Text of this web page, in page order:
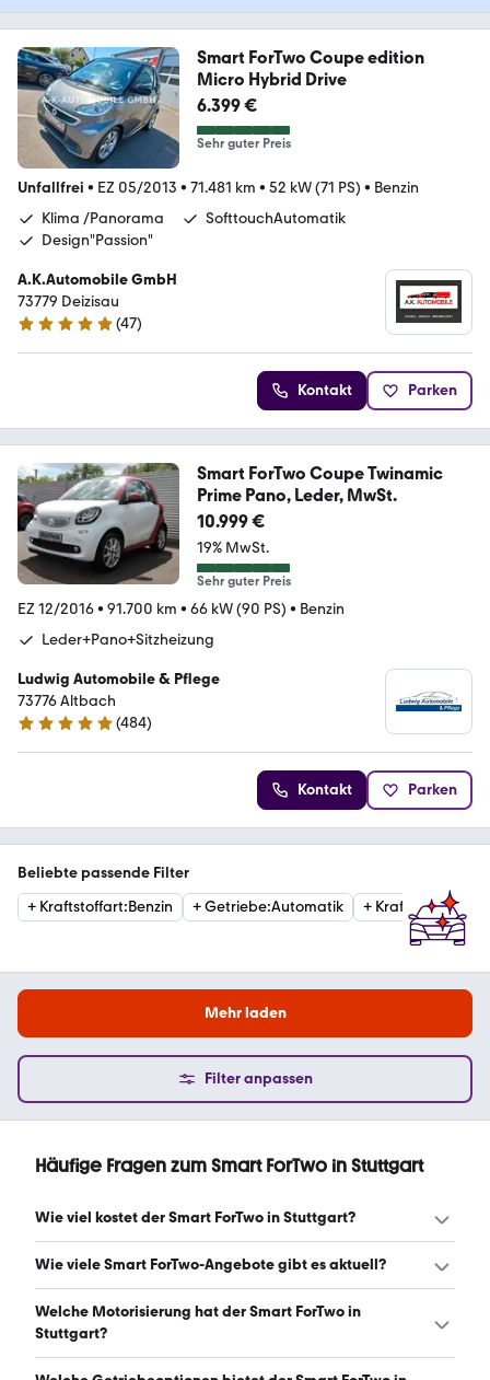
Smart ForTwo Coupe edition
Micro Hybrid Drive
6.399 €
Sehr guter Preis
Unfallfrei • EZ 05/2013 • 71.481 km • 52 kW (71 PS) • Benzin
Klima /Panorama
SofttouchAutomatik
Design"Passion"
A.K.Automobile GmbH
73779 Deizisau
4.9 Sterne
(47)
Kontakt Parken
Smart ForTwo Coupe Twinamic
Prime Pano, Leder, MwSt.
10.999 €
19% MwSt.
Sehr guter Preis
EZ 12/2016• 91.700 km • 66 kW (90 PS) • Benzin
Leder+Pano+Sitzheizung
Ludwig Automobile & Pflege
73776 Altbach
5 Sterne
(484)
Kontakt Parken
Beliebte passende Filter
+ Kraftstoffart:Benzin +Getriebe:Automatik + Kraftstoffart
Mehr laden
Filter anpassen
Häufige Fragen zum Smart ForTwo in Stuttgart
Wie viel kostet der Smart ForTwo in Stuttgart?
Ein guter Preis für einen Smart ForTwo in Stuttgart liegt
Wie viele Smart ForTwo-Angebote gibt es aktuell?
Es gibt insgesamt 289 Smart ForTwo bei mobile.de, davon
289 Gebraucht- und 0 Neuwagen. (Stand: 8.8.2026)
Welche Motorisierung hat der Smart ForTwo in
Stuttgart?
Der Smart ForTwo in Stuttgart hat Leistungen zwischen 59